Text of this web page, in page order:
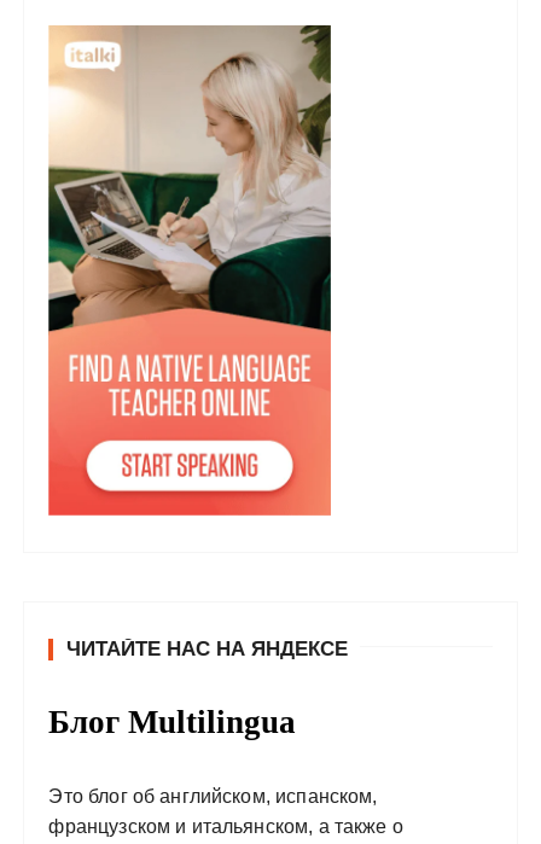
ЧИТАЙТЕ НАС НА ЯНДЕКСЕ
Блог Multilingua
Это блог об английском, испанском,
французском и итальянском, а также о